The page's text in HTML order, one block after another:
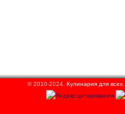
© 2010-2024. Кулинария для всех.